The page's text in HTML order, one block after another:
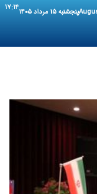
پنجشنبه ۱۵ مرداد ۱۴۰۵ ۱۷:۱۴